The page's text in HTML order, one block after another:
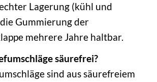
Lagerung (kühl und
Gummierung der
mehrere Jahre haltbar.
säurefrei?
sind aus säurefreiem